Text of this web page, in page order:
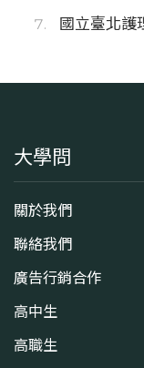
國立臺北護
大學問
關於我們
聯絡我們
廣告行銷合作
高中生
高職生